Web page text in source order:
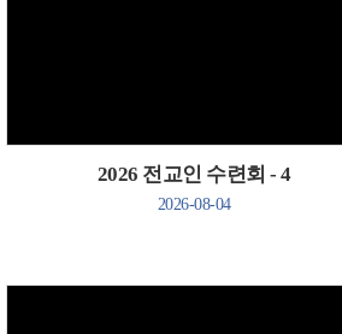
2026 전교인 수련회 - 4
2026-08-04